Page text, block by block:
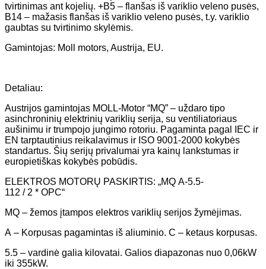
tvirtinimas ant kojelių. +B5 – flanšas iš variklio veleno pusės,
B14 – mažasis flanšas iš variklio veleno pusės, t.y. variklio
gaubtas su tvirtinimo skylėmis.
Gamintojas: Moll motors, Austrija, EU.
Detaliau:
Austrijos gamintojas MOLL-Motor “MQ” – uždaro tipo
asinchroninių elektrinių variklių serija, su ventiliatoriaus
aušinimu ir trumpojo jungimo rotoriu. Pagaminta pagal IEC ir
EN tarptautinius reikalavimus ir ISO 9001-2000 kokybės
standartus. Šių serijų privalumai yra kainų lankstumas ir
europietiškas kokybės pobūdis.
ELEKTROS MOTORŲ PASKIRTIS: „MQ A-5.5-
112 / 2 * OPC“
MQ – žemos įtampos elektros variklių serijos žymėjimas.
A – Korpusas pagamintas iš aliuminio. C – ketaus korpusas.
5.5 – vardinė galia kilovatai. Galios diapazonas nuo 0,06kW
iki 355kW.